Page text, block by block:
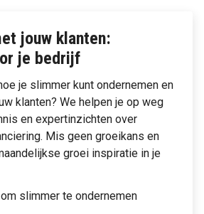
jouw klanten:
je bedrijf
je slimmer kunt ondernemen en
klanten? We helpen je op weg
en expertinzichten over
Mis geen groeikans en
groei inspiratie in je
slimmer te ondernemen